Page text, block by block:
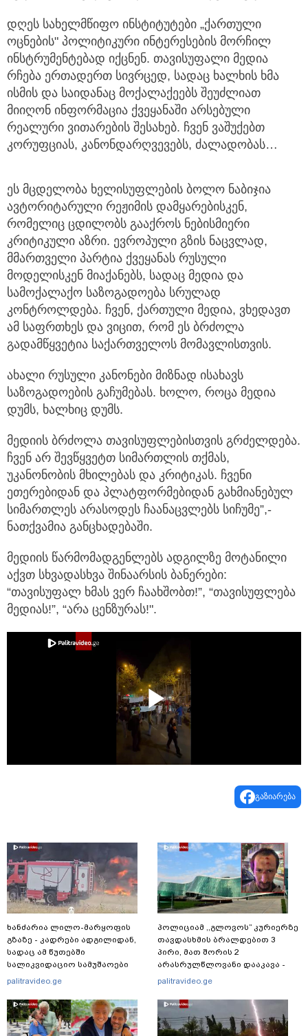
დღეს სახელმწიფო ინსტიტუტები „ქართული
ოცნების" პოლიტიკური ინტერესების მორჩილ
ინსტრუმენტებად იქცნენ. თავისუფალი მედია
რჩება ერთადერთ სივრცედ, სადაც ხალხის ხმა
ისმის და საიდანაც მოქალაქეებს შეუძლიათ
მიიღონ ინფორმაცია ქვეყანაში არსებული
რეალური ვითარების შესახებ. ჩვენ ვაშუქებთ
კორუფციას, კანონდარღვევებს, ძალადობას…
ეს მცდელობა ხელისუფლების ბოლო ნაბიჯია
ავტორიტარული რეჟიმის დამყარებისკენ,
რომელიც ცდილობს გააქროს ნებისმიერი
კრიტიკული აზრი. ევროპული გზის ნაცვლად,
მმართველი პარტია ქვეყანას რუსული
მოდელისკენ მიაქანებს, სადაც მედია და
სამოქალაქო საზოგადოება სრულად
კონტროლდება. ჩვენ, ქართული მედია, ვხედავთ
ამ საფრთხეს და ვიცით, რომ ეს ბრძოლა
გადამწყვეტია საქართველოს მომავლისთვის.
ახალი რუსული კანონები მიზნად ისახავს
საზოგადოების გაჩუმებას. ხოლო, როცა მედია
დუმს, ხალხიც დუმს.
მედიის ბრძოლა თავისუფლებისთვის გრძელდება.
ჩვენ არ შევწყვეტთ სიმართლის თქმას,
უკანონობის მხილებას და კრიტიკას. ჩვენი
ეთერებიდან და პლატფორმებიდან გახმიანებულ
სიმართლეს არასოდეს ჩაანაცვლებს სიჩუმე”,-
ნათქვამია განცხადებაში.
მედიის წარმომადგენლებს ადგილზე მოტანილი
აქვთ სხვადასხვა შინაარსის ბანერები:
“თავისუფალ ხმას ვერ ჩაახშობთ!”, “თავისუფლება
მედიას!”, “არა ცენზურას!".
Play
Video
გაზიარება
ხანძარია ლილო-მარყოფის
გზაზე - კადრები ადგილიდან,
სადაც ამ წუთებში
სალიკვიდაციო სამუშაოები
მიმდინარეობს
palitravideo.ge
პოლიციამ ,,გლოვოს” კურიერზე
თავდასხმის ბრალდებით 3
პირი, მათ შორის 2
არასრულწლოვანი დააკავა -
შსს ინფორმაციას ავრცელებს
palitravideo.ge